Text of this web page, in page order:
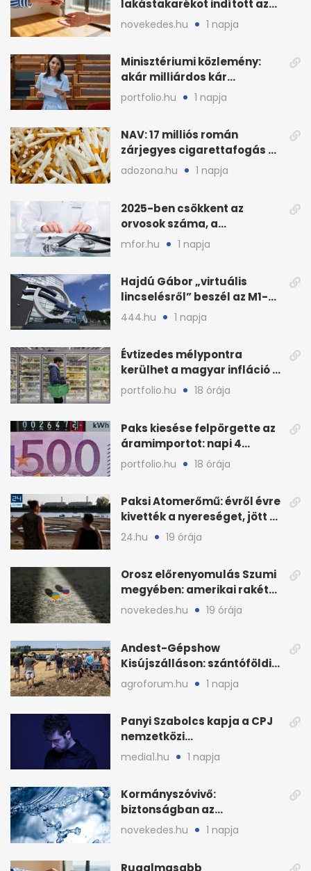
lakástakarékot indított az
OTP: két köztes kilépéssel
novekedes.hu 1 napja
Minisztériumi közlemény:
akár milliárdos kár
fenyegette Budapest fáit
portfolio.hu 1 napja
NAV: 17 milliós román
zárjegyes cigarettafogás az
M1-esen
adozona.hu 1 napja
2025-ben csökkent az
orvosok száma, a
háziorvosokra még több
mfor.hu 1 napja
Hajdú Gábor „virtuális
lincselésről” beszél az M1-
ből kirúgása után
444.hu 1 napja
Évtizedes mélypontra
kerülhet a magyar infláció a
KSH új adata szerint
portfolio.hu 18 órája
Paks kiesése felpörgette az
áramimportot: napi 4
milliárd forintos számla
portfolio.hu 18 órája
Paksi Atomerőmű: évről évre
kivették a nyereséget, jött a
baj
24.hu 19 órája
Orosz előrenyomulás Szumi
megyében: amerikai rakéták
is zsákmányként
novekedes.hu 19 órája
Andest-Gépshow
Kisújszálláson: szántóföldi
bemutató 2026. augusztus
12-én
agroforum.hu 1 napja
Panyi Szabolcs kapja a CPJ
nemzetközi
sajtószabadság-díját
media1.hu 1 napja
Kormányszóvivő:
biztonságban az
ivóvízkészlet, nincs
stratégiai vízhiány
novekedes.hu 1 napja
Rugalmasabb